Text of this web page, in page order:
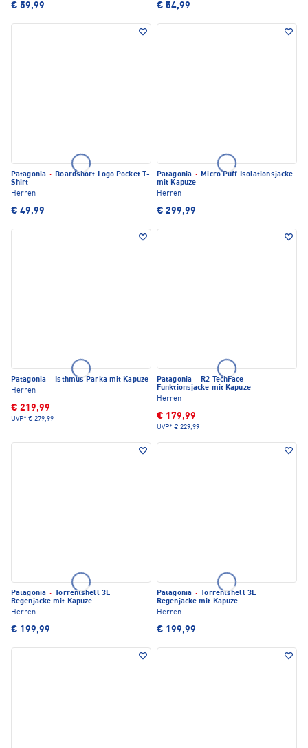
€ 59,99 € 54,99
Patagonia · Boardshort Logo Pocket T-
Shirt
Herren
€ 49,99
Patagonia · Micro Puff Isolationsjacke
mit Kapuze
Herren
€ 299,99
Patagonia · Isthmus Parka mit Kapuze
Herren
€ 219,99
UVP* € 279,99
Patagonia · R2 TechFace
Funktionsjacke mit Kapuze
Herren
€ 179,99
UVP* € 229,99
Patagonia ·
Torrentshell 3L
Regenjacke mit Kapuze
Herren
€ 199,99
Patagonia ·
Torrentshell 3L
Regenjacke mit Kapuze
Herren
€ 199,99